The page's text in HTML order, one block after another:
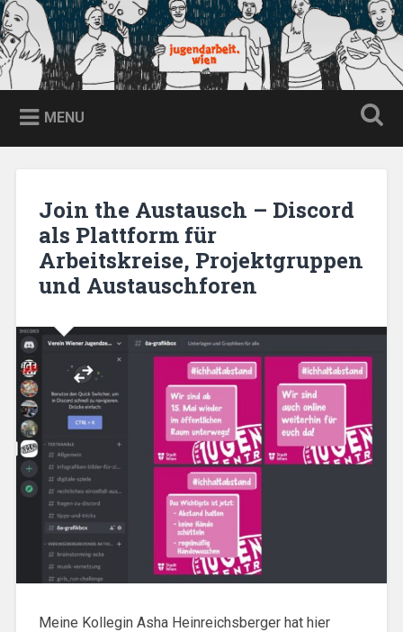
Skip
to
content
Search
jugendarbeit.wien
MENU
Join the Austausch – Discord
als Plattform für
Arbeitskreise, Projektgruppen
und Austauschforen
Meine Kollegin Asha Heinreichsberger hat hier